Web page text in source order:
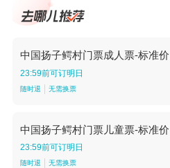
中国扬子鳄村门票成人票-标准价
23:59前可订明日
随时退 无需换票
中国扬子鳄村门票儿童票-标准价
23:59前可订明日
随时退 无需换票